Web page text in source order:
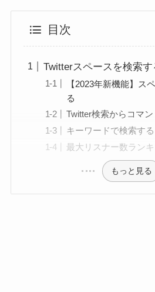
目次
Twitterスペースを検索
【2023年新機能】ス
る
Twitter検索からコマ
キーワードで検索する
最大リスナー数ラン
もっと見る